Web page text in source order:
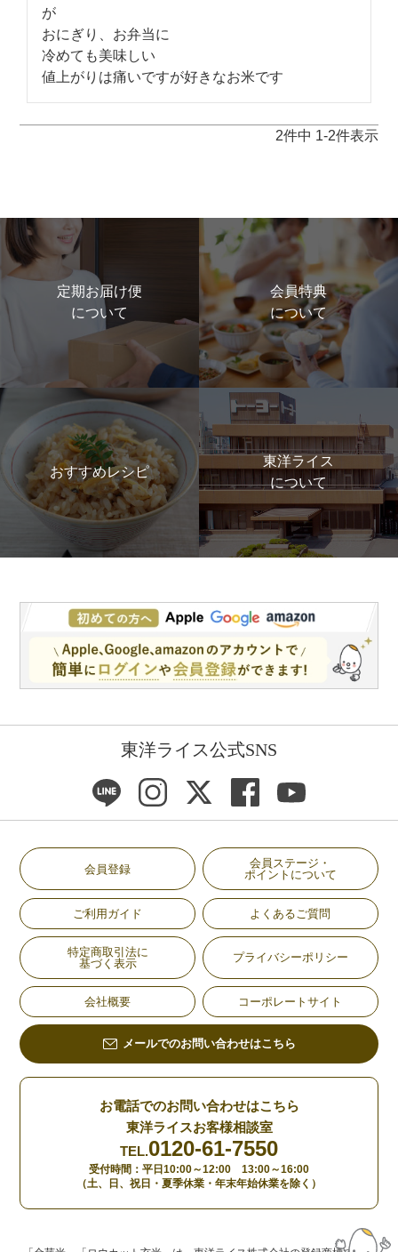
が
おにぎり、お弁当に
冷めても美味しい
値上がりは痛いですが好きなお米です
2件中 1-2件表示
定期お届け便
について
会員特典
について
おすすめレシピ
東洋ライス
について
東洋ライス公式SNS
会員登録
会員ステージ・
ポイントについて
ご利用ガイド よくあるご質問
特定商取引法に
基づく表示
プライバシーポリシー
会社概要 コーポレートサイト
メールでのお問い合わせはこちら
お電話でのお問い合わせはこちら
東洋ライスお客様相談室
TEL.0120-61-7550
受付時間：平日10:00～12:00 13:00～16:00
（土、日、祝日・夏季休業・年末年始休業を除く）